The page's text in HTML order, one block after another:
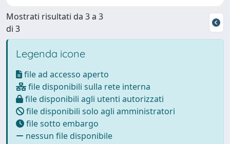
Mostrati risultati da 3 a 3
di 3
Legenda icone
file ad accesso aperto
file disponibili sulla rete interna
file disponibili agli utenti autorizzati
file disponibili solo agli amministratori
file sotto embargo
nessun file disponibile